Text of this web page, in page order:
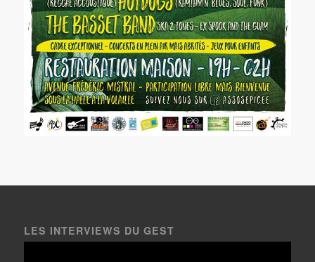
LES INTERVIEWS DU GEST